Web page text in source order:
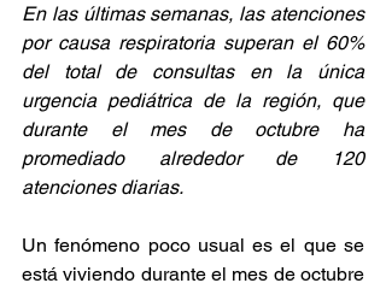
En las últimas semanas, las atenciones
por causa respiratoria superan el 60%
del total de consultas en la única
urgencia pediátrica de la región, que
durante el mes de octubre ha
promediado alrededor de 120
atenciones diarias.
Un fenómeno poco usual es el que se
está viviendo durante el mes de octubre